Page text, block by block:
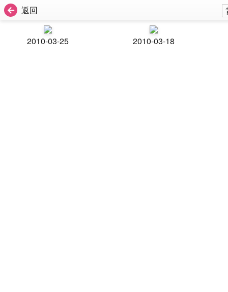
返回
2010-03-25 2010-03-18